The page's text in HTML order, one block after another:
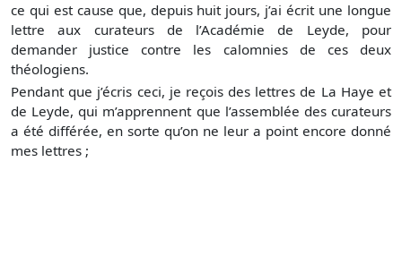
ce qui est cause que, depuis huit jours, j’ai écrit une longue
lettre aux curateurs de l’Académie de Leyde, pour
demander justice contre les calomnies de ces deux
théologiens.
Pendant que j’écris ceci, je reçois des lettres de La Haye et
de Leyde, qui m’apprennent que l’assemblée des curateurs
a été différée, en sorte qu’on ne leur a point encore donné
mes lettres ;